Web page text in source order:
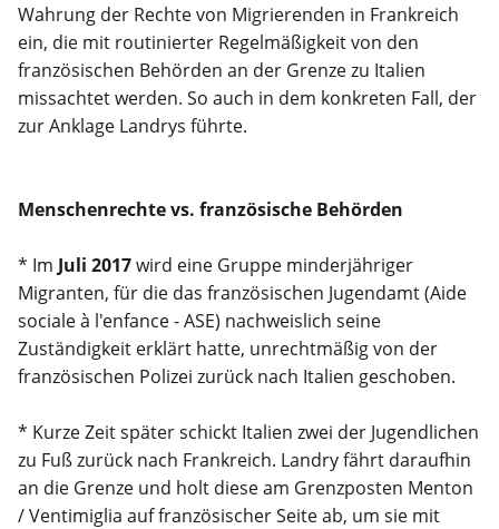
Wahrung der Rechte von Migrierenden in Frankreich
ein, die mit routinierter Regelmäßigkeit von den
französischen Behörden an der Grenze zu Italien
missachtet werden. So auch in dem konkreten Fall, der
zur Anklage Landrys führte.
Menschenrechte vs. französische Behörden
* Im Juli 2017wird eine Gruppe minderjähriger
Migranten, für die das französischen Jugendamt (Aide
sociale à l'enfance - ASE) nachweislich seine
Zuständigkeit erklärt hatte, unrechtmäßig von der
französischen Polizei zurück nach Italien geschoben.
* Kurze Zeit später schickt Italien zwei der Jugendlichen
zu Fuß zurück nach Frankreich. Landry fährt daraufhin
an die Grenze und holt diese am Grenzposten Menton
/ Ventimiglia auf französischer Seite ab, um sie mit